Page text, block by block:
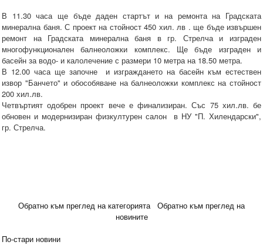
В 11.30 часа ще бъде даден стартът и на ремонта на Градската
минерална баня. С проект на стойност 450 хил. лв . ще бъде извършен
ремонт на Градската минерална баня в гр. Стрелча и изграден
многофункционален балнеоложки комплекс. Ще бъде изграден и
басейн за водо- и калолечение с размери 10 метра на 18.50 метра.
В 12.00 часа ще започне и изграждането на басейн към естествен
извор "Банчето" и обособяване на балнеоложки комплекс на стойност
200 хил.лв.
Четвъртият одобрен проект вече е финализиран. Със 75 хил.лв. бе
обновен и модернизиран физкултурен салон в НУ "П. Хилендарски",
гр. Стрелча.
Обратно към преглед на категорията
Обратно към преглед на
новините
По-стари новини